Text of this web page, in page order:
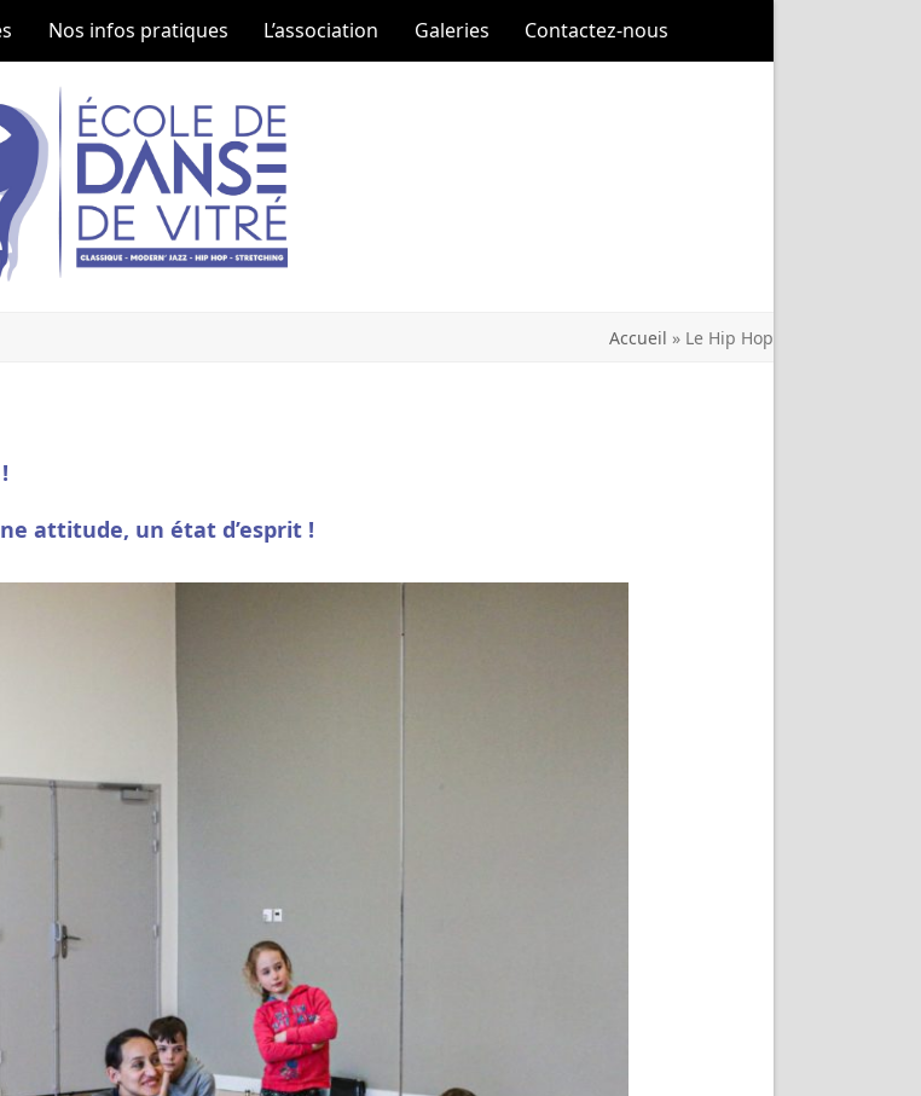
Nos infos pratiques L’association Galeries Contactez-nous
Accueil » Le Hip Hop
attitude, un état d’esprit !